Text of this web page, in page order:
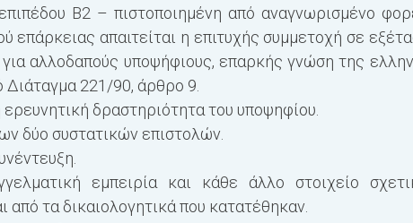
Β2 – πιστοποιημένη από αναγνωρισμένο
επάρκειας απαιτείται η επιτυχής συμμετοχή σε
αλλοδαπούς υποψήφιους, επαρκής γνώση της
221/90, άρθρο 9.
δραστηριότητα του υποψηφίου.
δύο συστατικών επιστολών.
εμπειρία και κάθε άλλο στοιχείο
από τα δικαιολογητικά που κατατέθηκαν.